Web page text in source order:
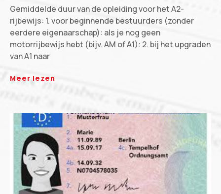
Gemiddelde duur van de opleiding voor het A2-
rijbewijs: 1. voor beginnende bestuurders (zonder
eerdere eigenaarschap): als je nog geen
motorrijbewijs hebt (bijv. AM of A1): 2. bij het upgraden
van A1 naar
Meer lezen